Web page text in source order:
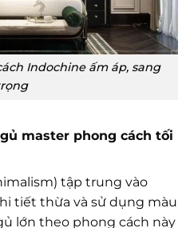
Indochine ấm áp, sang
master phong cách tối
tập trung vào
tiết thừa và sử dụng màu
lớn theo phong cách này